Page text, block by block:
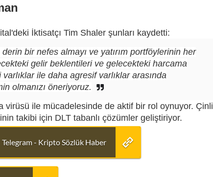
İktisatçı Tim Shaler şunları kaydetti:
bir nefes almayı ve yatırım portföylerinin her
gelir beklentileri ve gelecekteki harcama
ile daha agresif varlıklar arasında
olmanızı öneriyoruz.
virüsü ile mücadelesinde de aktif bir rol oynuyor. Çinli
takibi için DLT tabanlı çözümler geliştiriyor.
Telegram - Kripto Sözlük Haber